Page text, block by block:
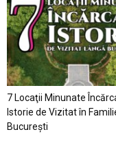
7 Locaţii Minunate
Istorie de Vizitat în
București